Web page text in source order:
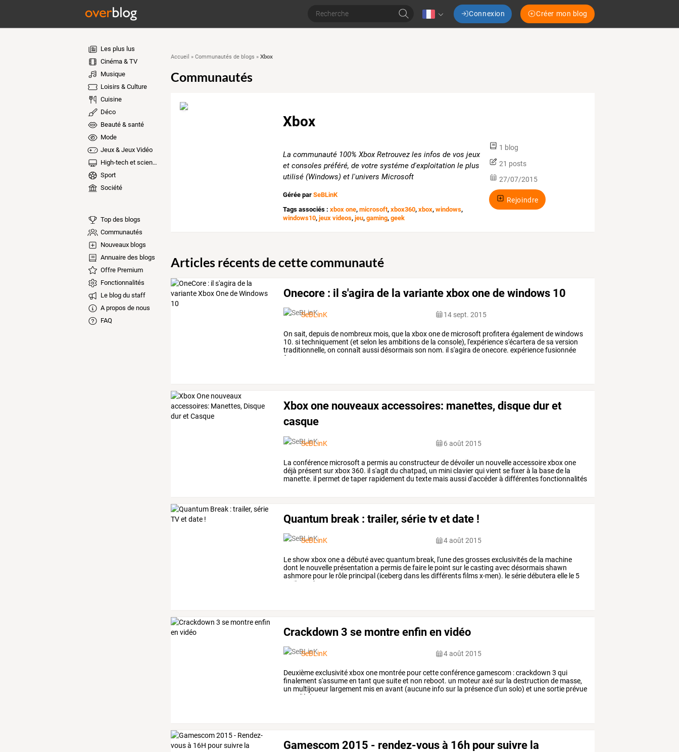
Connexion Créer mon blog
Les plus lus
Cinéma & TV
Musique
Loisirs & Culture
Cuisine
Déco
Beauté & santé
Mode
Jeux & Jeux Vidéo
High-tech et sciences
Sport
Société
Top des blogs
Communautés
Nouveaux blogs
Annuaire des blogs
Offre Premium
Fonctionnalités
Le blog du staff
A propos de nous
FAQ
Accueil » Communautés de blogs » Xbox
Communautés
Xbox
La communauté 100% Xbox Retrouvez les infos de vos jeux
et consoles préféré, de votre systéme d'exploitation le plus
utilisé (Windows) et l'univers Microsoft
Gérée parSeBLinK
Tags associés : xbox one,microsoft,xbox360,xbox,windows,
windows10,jeux videos,jeu,gaming,geek
1 blog
21 posts
27/07/2015
Rejoindre
Articles récents de cette communauté
Onecore : il s'agira de la variante xbox one de windows 10
SeBLinK 14 sept. 2015
On sait, depuisde nombreux mois, que la xboxonede microsoft profitera également dewindows
10. sitechniquement (et selon lesambitionsde la console), l'expériences'écartera desa version
traditionnelle, on connaît aussidésormaisson nom. il s'agira deonecore. expériencefusionnée
faisant,
Xbox one nouveaux accessoires: manettes, disque dur et
casque
SeBLinK 6 août 2015
La conférence microsoft a permisau constructeurdedévoiler un nouvelleaccessoirexboxone
déjà présent surxbox360. il s'agit du chatpad, un miniclavierquivient sefixerà la basede la
manette. il permet detaper rapidement du texte maisaussid'accéderà différentesfonctionnalités
Quantum break : trailer, série tv et date !
SeBLinK 4 août 2015
Leshow xboxonea débutéavecquantum break, l'unedesgrossesexclusivitésde la machine
dont le nouvelle présentation a permisdefaire le point sur lecasting avecdésormaisshawn
ashmore pour le rôle principal (iceberg dans lesdifférentsfilmsx-men). lesériedébutera elle le 5
avril
xbox
Crackdown 3 se montre enfin en vidéo
SeBLinK 4 août 2015
Deuxième exclusivité xbox one montrée pour cette conférence gamescom : crackdown 3 qui
finalement s'assume en tant que suite et non reboot. un moteur axé sur la destruction de masse,
un multijoueur largement mis en avant (aucune info sur la présence d'un solo) et une sortie prévue
pour l'été 2016.
Gamescom 2015 - rendez-vous à 16h pour suivre la